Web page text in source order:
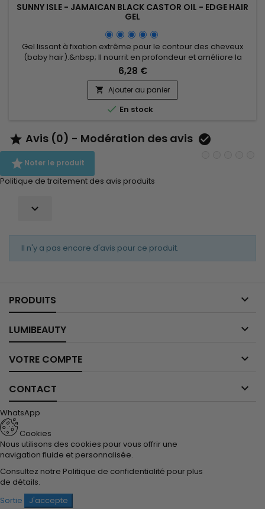
SUNNY ISLE - JAMAICAN BLACK CASTOR OIL - EDGE HAIR
GEL
Gel lissant à fixation extrême pour le contour des cheveux
(baby hair).&nbsp; Il nourrit en profondeur et améliore la
croissance capillaire et fixe.&nbsp; Sunny Isle Jamaican
Black Castor Oil Edge Control Gel lisse, renforce la fibre
capillaire, élimine les frisottis et apporte une brillance
prodigieuse tout en fixant durablement la coiffure sans...
6,28 €
 Ajouter au panier
 En stock
 Avis (0) - Modération des avis 
Noter le produit
Politique de traitement des avis produits

Il n'y a pas encore d'avis pour ce produit.
PRODUITS 
LUMIBEAUTY 
VOTRE COMPTE 
CONTACT 
WhatsApp
Cookies
Nous utilisons des cookies pour vous offrir une
navigation fluide et personnalisée.
Consultez notre Politique de confidentialité pour plus
de détails.
Sortie
J'accepte